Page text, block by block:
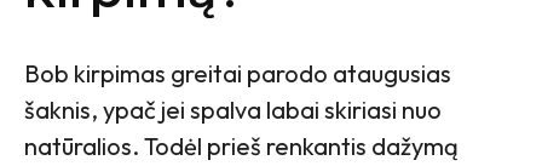
Bob kirpimas greitai parodo ataugusias
šaknis, ypač jei spalva labai skiriasi nuo
natūralios. Todėl prieš renkantis dažymą